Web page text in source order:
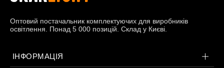
Оптовий постачальник комплектуючих для виробників
освітлення. Понад 5 000 позицій. Склад у Києві.
ІНФОРМАЦІЯ